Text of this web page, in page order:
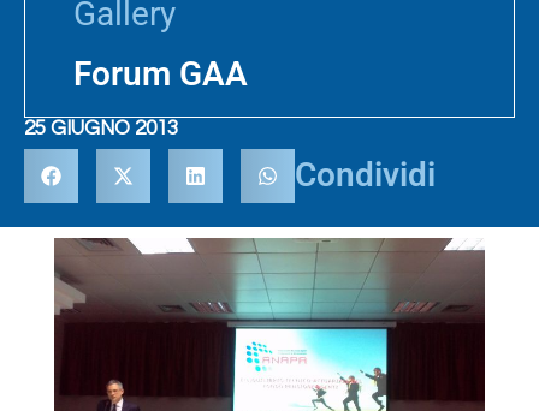
Gallery
Forum GAA
25 GIUGNO 2013
Condividi